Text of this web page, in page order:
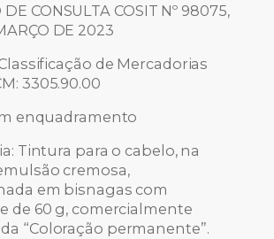
CONSULTA COSIT Nº 98075,
DE 2023
de Mercadorias
3305.90.00
enquadramento
Tintura para o cabelo, na
cremosa,
em bisnagas com
de 60 g, comercialmente
“Coloração permanente”.